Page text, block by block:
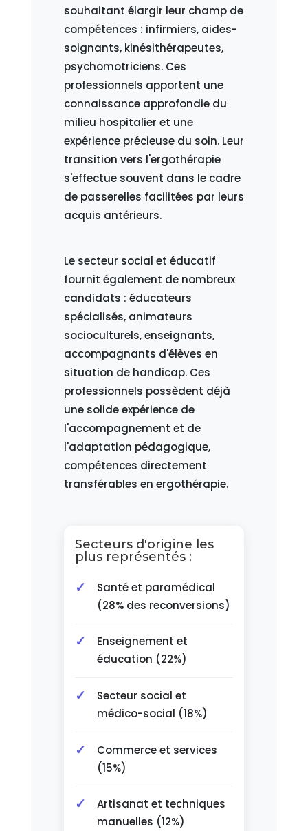
souhaitant élargir leur champ de
compétences : infirmiers, aides-
soignants, kinésithérapeutes,
psychomotriciens. Ces
professionnels apportent une
connaissance approfondie du
milieu hospitalier et une
expérience précieuse du soin. Leur
transition vers l'ergothérapie
s'effectue souvent dans le cadre
de passerelles facilitées par leurs
acquis antérieurs.
Le secteur social et éducatif
fournit également de nombreux
candidats : éducateurs
spécialisés, animateurs
socioculturels, enseignants,
accompagnants d'élèves en
situation de handicap. Ces
professionnels possèdent déjà
une solide expérience de
l'accompagnement et de
l'adaptation pédagogique,
compétences directement
transférables en ergothérapie.
Secteurs d'origine les
plus représentés :
Santé et paramédical
(28% des reconversions)
Enseignement et
éducation (22%)
Secteur social et
médico-social (18%)
Commerce et services
(15%)
Artisanat et techniques
manuelles (12%)